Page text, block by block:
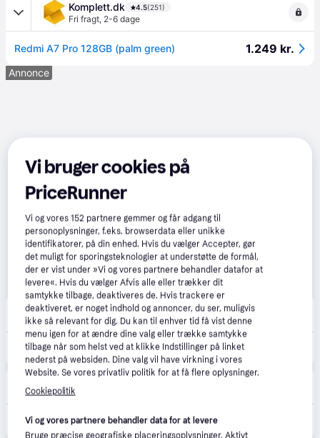
Komplett.dk 4.5(251)
Fri fragt, 2-6 dage
Redmi A7 Pro 128GB (palm green) 1.249 kr.
Annonce
Punkt1
48 kr. fragt,1-2 dage
Xiaomi Redmi A7 Pro 128 GB, Palm Green.
POWER
49 kr. fragt
Xiaomi Redmi A7 Pro 128 GB, Palm Green.
Vi bruger cookies på
PriceRunner
Vi og vores152 partnere gemmer og får adgang til
personoplysninger, f.eks. browserdata eller unikke
identifikatorer, på din enhed. Hvis du vælger Accepter, gør
det muligt for sporingsteknologier at understøtte de formål,
der er vist under »Vi og vores partnere behandler datafor at
levere«. Hvis du vælger Afvis alle eller trækker dit
samtykke tilbage, deaktiveres de. Hvis trackere er
deaktiveret, er noget indhold og annoncer, du ser, muligvis
ikke så relevant for dig. Du kan til enhver tid få vist denne
menu igen for at ændre dine valg eller trække samtykke
tilbage når som helst ved at klikke Indstillinger på linket
nederst på websiden. Dine valg vil have virkning i vores
Website. Se vores privatliv politik for at få flere oplysninger.
Cookiepolitik
Vi og vores partnere behandler data for at levere
Bruge præcise geografiske placeringsoplysninger. Aktivt